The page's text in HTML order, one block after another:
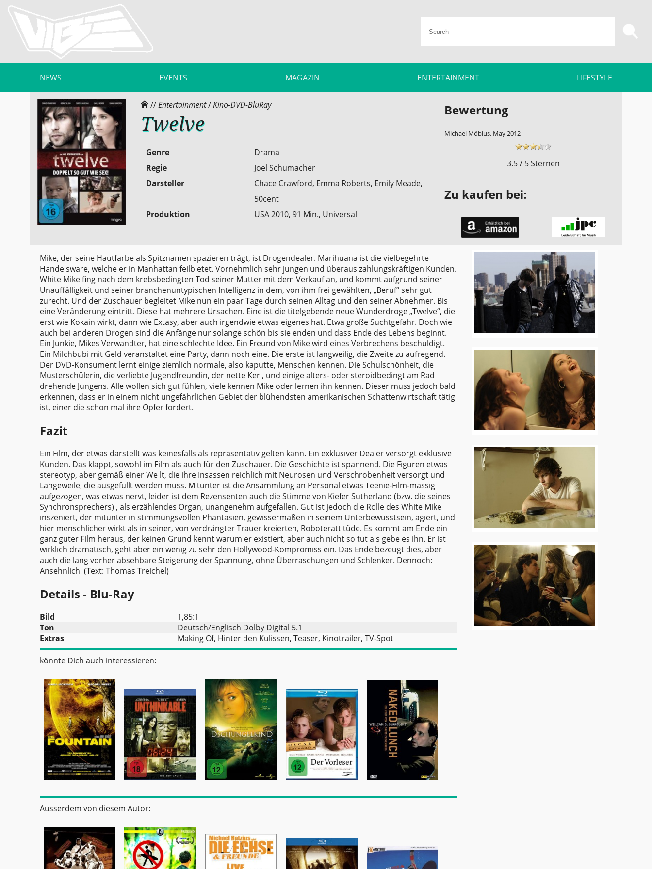
NEWS EVENTS MAGAZIN ENTERTAINMENT LIFESTYLE
//Entertainment/Kino-DVD-BluRay
Twelve
Genre
Drama
Regie
Joel Schumacher
Darsteller
Chace Crawford, Emma Roberts, Emily Meade,
50cent
Produktion
USA 2010, 91 Min., Universal
Bewertung
Michael Möbius, May 2012
3.5 / 5 Sternen
Zu kaufen bei:
Mike, der seine Hautfarbe als Spitznamen spazieren trägt, ist Drogendealer. Marihuana ist die vielbegehrte
Handelsware, welche er in Manhattan feilbietet. Vornehmlich sehr jungen und überaus zahlungskräftigen Kunden.
White Mike fing nach dem krebsbedingten Tod seiner Mutter mit dem Verkauf an, und kommt aufgrund seiner
Unauffälligkeit und seiner branchenuntypischen Intelligenz in dem, von ihm frei gewählten, „Beruf“ sehr gut
zurecht. Und der Zuschauer begleitet Mike nun ein paar Tage durch seinen Alltag und den seiner Abnehmer. Bis
eine Veränderung eintritt. Diese hat mehrere Ursachen. Eine ist die titelgebende neue Wunderdroge „Twelve“, die
erst wie Kokain wirkt, dann wie Extasy, aber auch irgendwie etwas eigenes hat. Etwa große Suchtgefahr. Doch wie
auch bei anderen Drogen sind die Anfänge nur solange schön bis sie enden und dass Ende des Lebens beginnt.
Ein Junkie, Mikes Verwandter, hat eine schlechte Idee. Ein Freund von Mike wird eines Verbrechens beschuldigt.
Ein Milchbubi mit Geld veranstaltet eine Party, dann noch eine. Die erste ist langweilig, die Zweite zu aufregend.
Der DVD-Konsument lernt einige ziemlich normale, also kaputte, Menschen kennen. Die Schulschönheit, die
Musterschülerin, die verliebte Jugendfreundin, der nette Kerl, und einige alters- oder steroidbedingt am Rad
drehende Jungens. Alle wollen sich gut fühlen, viele kennen Mike oder lernen ihn kennen. Dieser muss jedoch bald
erkennen, dass er in einem nicht ungefährlichen Gebiet der blühendsten amerikanischen Schattenwirtschaft tätig
ist, einer die schon mal ihre Opfer fordert.
Fazit
Ein Film, der etwas darstellt was keinesfalls als repräsentativ gelten kann. Ein exklusiver Dealer versorgt exklusive
Kunden. Das klappt, sowohl im Film als auch für den Zuschauer. Die Geschichte ist spannend. Die Figuren etwas
stereotyp, aber gemäß einer We lt, die ihre Insassen reichlich mit Neurosen und Verschrobenheit versorgt und
Langeweile, die ausgefüllt werden muss. Mitunter ist die Ansammlung an Personal etwas Teenie-Film-mässig
aufgezogen, was etwas nervt, leider ist dem Rezensenten auch die Stimme von Kiefer Sutherland (bzw. die seines
Synchronsprechers) , als erzählendes Organ, unangenehm aufgefallen. Gut ist jedoch die Rolle des White Mike
inszeniert, der mitunter in stimmungsvollen Phantasien, gewissermaßen in seinem Unterbewusstsein, agiert, und
hier menschlicher wirkt als in seiner, von verdrängter Trauer kreierten, Roboterattitüde. Es kommt am Ende ein
ganz guter Film heraus, der keinen Grund kennt warum er existiert, aber auch nicht so tut als gebe es ihn. Er ist
wirklich dramatisch, geht aber ein wenig zu sehr den Hollywood-Kompromiss ein. Das Ende bezeugt dies, aber
auch die lang vorher absehbare Steigerung der Spannung, ohne Überraschungen und Schlenker. Dennoch:
Ansehnlich. (Text: Thomas Treichel)
Details - Blu-Ray
Bild
1,85:1
Ton
Deutsch/Englisch Dolby Digital 5.1
Extras
Making Of, Hinter den Kulissen, Teaser, Kinotrailer, TV-Spot
könnte Dich auch interessieren:
Ausserdem von diesem Autor: